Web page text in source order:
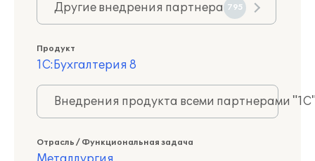
Другие внедрения партнера 795
Продукт
1С:Бухгалтерия 8
Внедрения продукта всеми партнерами
Отрасль / Функциональная задача